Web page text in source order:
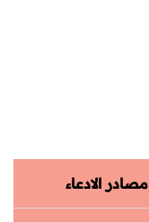
مصادر الادعاء